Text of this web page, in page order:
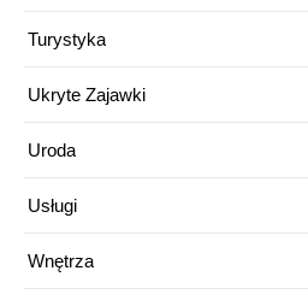
Turystyka
Ukryte Zajawki
Uroda
Usługi
Wnętrza